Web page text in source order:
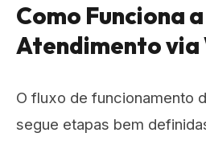
Como Funciona
Atendimento via
O fluxo de funcionamento
segue etapas bem